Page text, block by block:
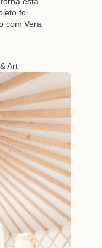
foi
com Vera
Art